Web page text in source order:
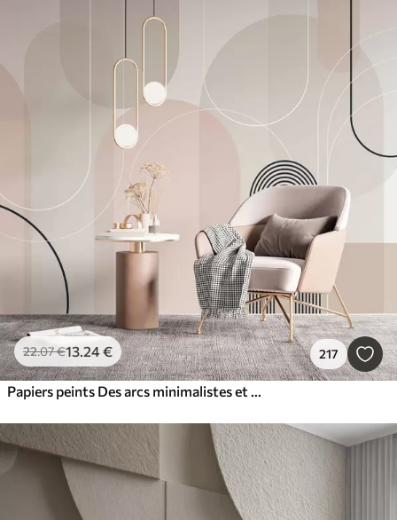
22.07€13.24€ 217
Papiers peints Des arcs minimalistes et élégants